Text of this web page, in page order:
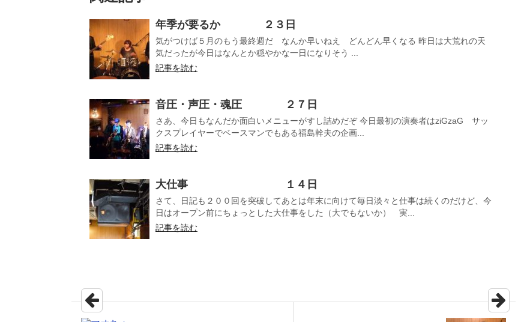
年季が要るか ２３日
気がつけば５月のもう最終週だ なんか早いねえ どんどん早くなる 昨日は大荒れの天
気だったが今日はなんとか穏やかな一日になりそう ...
記事を読む
音圧・声圧・魂圧 ２７日
さあ、今日もなんだか面白いメニューがすし詰めだぞ 今日最初の演奏者はziGzaG サッ
クスプレイヤーでベースマンでもある福島幹夫の企画...
記事を読む
大仕事 １４日
さて、日記も２００回を突破してあとは年末に向けて毎日淡々と仕事は続くのだけど、今
日はオープン前にちょっとした大仕事をした（大でもないか） 実...
記事を読む